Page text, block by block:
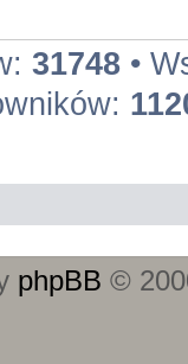
31748 •
phpBB ©